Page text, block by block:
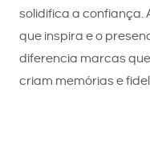
solidifica a confiança.
que inspira e o
diferencia marcas
criam memórias e